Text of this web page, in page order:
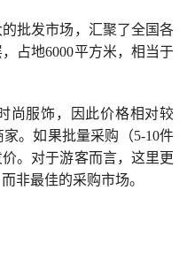
批发市场，汇聚了全国各
占地6000平方米，相当于
尚服饰，因此价格相对较
。如果批量采购（5-10件
。对于游客而言，这里更
非最佳的采购市场。